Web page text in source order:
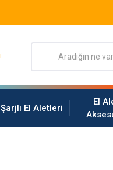
Şarjlı El Aletleri
El